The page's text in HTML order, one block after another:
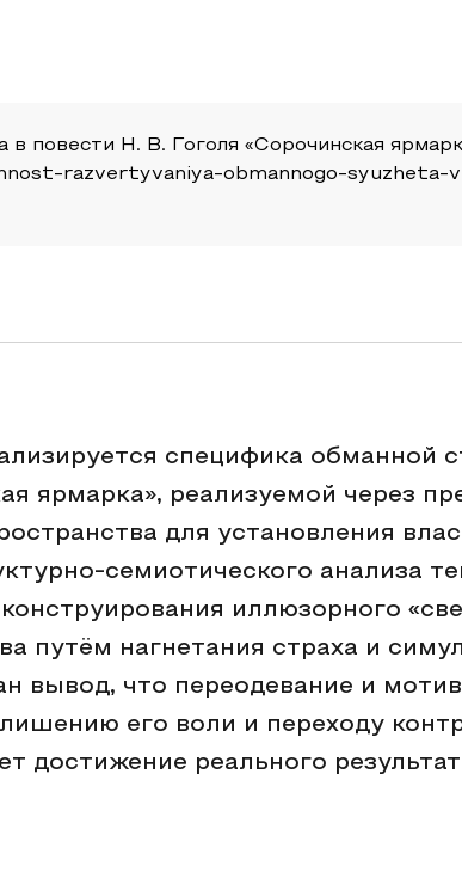
повести Н. В. Гоголя «Сорочинская
razvertyvaniya-obmannogo-
специфика обманной
ярмарка», реализуемой через
для установления
семиотического анализа
иллюзорного
путём нагнетания страха и
вывод, что переодевание и
его воли и переходу
достижение реального